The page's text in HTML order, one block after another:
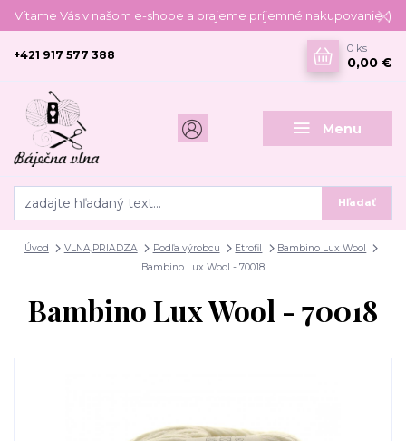
Vítame Vás v našom e-shope a prajeme príjemné nakupovanie :)
Menu
Hľadať
+421 917 577 388
0 ks
0,00 €
Úvod VLNA,PRIADZA Podľa výrobcu Etrofil
Bambino Lux Wool
Bambino Lux Wool - 70018
Bambino Lux Wool - 70018